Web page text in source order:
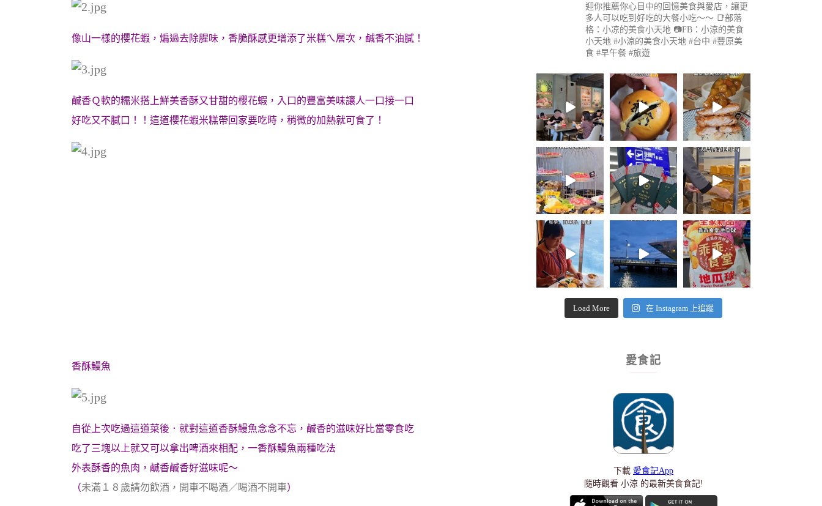
像山一樣的櫻花蝦，煸過去除腥味，香脆酥感更增添了米糕ㄟ層次，鹹香不油膩！
鹹香Ｑ軟的糯米搭上鮮美香酥又甘甜的櫻花蝦，入口的豐富美味讓人一口接一口
好吃又不膩口！！這道櫻花蝦米糕帶回家要吃時，稍微的加熱就可食了！
香酥鰻魚
自從上次吃過這道菜後．就對這道香酥鰻魚念念不忘，鹹香的滋味好比當零食吃
吃了三塊以上就又可以拿出啤酒來相配，一香酥鰻魚兩種吃法
外表酥香的魚肉，鹹香鹹香好滋味呢～
（未滿１８歲請勿飲酒，開車不喝酒／喝酒不開車）
迎你推薦你心目中的回憶美食與愛店，讓更
多人可以吃到好吃的大餐小吃～～ 📑部落
格：小凉的美食小天地 📷FB：小涼的美食
小天地 #小涼的美食小天地 #台中 #豐原美
食 #早午餐 #旅遊
Load More 在 Instagram 上追蹤
愛食記
下載 愛食記App
隨時觀看 小涼 的最新美食食記!